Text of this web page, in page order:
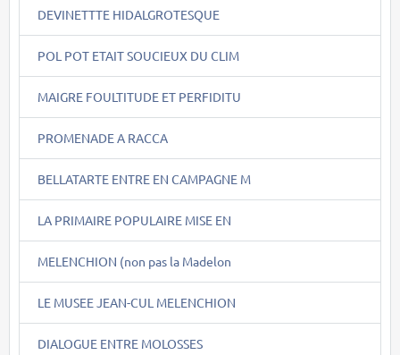
DEVINETTTE HIDALGROTESQUE
POL POT ETAIT SOUCIEUX DU CLIM
MAIGRE FOULTITUDE ET PERFIDITU
PROMENADE A RACCA
BELLATARTE ENTRE EN CAMPAGNE M
LA PRIMAIRE POPULAIRE MISE EN
MELENCHION (non pas la Madelon
LE MUSEE JEAN-CUL MELENCHION
DIALOGUE ENTRE MOLOSSES